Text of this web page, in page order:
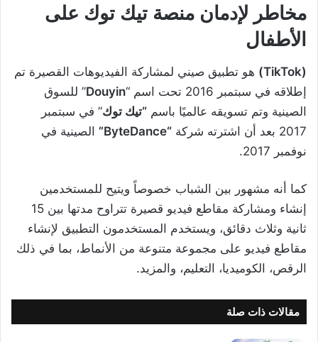
مخاطر لإدمان منصة تيك توك على
الأطفال
(TikTok)
هو تطبيق صيني لمشاركة الفيديوهات القصيرة تم
إطلاقه في سبتمبر 2016 تحت اسم “
Douyin” للسوق
الصينية وتم تسويقه عالميًا باسم “تيك توك” في سبتمبر
2017 بعد أن اشترته شركة
“ByteDance”
الصينية في
نوفمبر 2017.
كما أنه مشهور بين الشباب خصوصاً ويتيح للمستخدمين
إنشاء ومشاركة مقاطع فيديو قصيرة تتراوح مدتها بين 15
ثانية وثلاث دقائق، ويستخدم المستخدمون التطبيق لإنشاء
مقاطع فيديو على مجموعة متنوعة من الأنماط، بما في ذلك
الرقص، الكوميديا، التعليم، والمزيد.
مقالات ذات صلة